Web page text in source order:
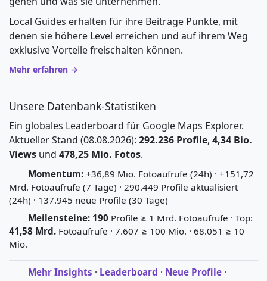
Local Guides erhalten für ihre Beiträge Punkte, mit
denen sie höhere Level erreichen und auf ihrem Weg
exklusive Vorteile freischalten können.
Mehr erfahren →
Unsere Datenbank-Statistiken
Ein globales Leaderboard für Google Maps Explorer.
Aktueller Stand (08.08.2026): 292.236 Profile, 4,34 Bio.
Views und 478,25 Mio. Fotos.
Momentum: +36,89 Mio. Fotoaufrufe (24h) · +151,72
Mrd. Fotoaufrufe (7 Tage) · 290.449 Profile aktualisiert
(24h) · 137.945 neue Profile (30 Tage)
Meilensteine: 190 Profile ≥ 1 Mrd. Fotoaufrufe · Top:
41,58 Mrd. Fotoaufrufe · 7.607 ≥ 100 Mio. · 68.051 ≥ 10
Mio.
Mehr Insights · Leaderboard · Neue Profile ·